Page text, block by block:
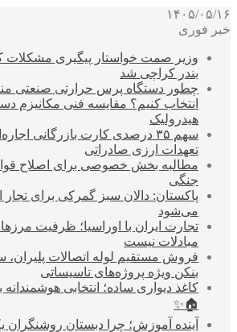
۱۴۰۵/۰۵/۱۶
خبر فوری
وزیر صمت خواستار پیگیری مشکلات
بندر کراچی شد
چطور دستگاه پرس حرارتی صنعتی
انتخاب کنیم؟ مقایسه فنی مکانیزم
هیدرولیک
سهم ۳۵ درصدی کارت بازرگانی
تعهدات ارزی صادراتی
مطالبه بخش خصوصی برای اصلاح
جنگی
پاکستان: دالان سبز گمرکی برای تجار
می‌شود
تجارت ایران با اوراسیا؛ ظرفیت
مبادلات نیست
فروش مستقیم لوله اتصالات پلیران،
بنکن ویژه پروژه‌های تاسیساتی
کاغذ دیواری ساده؛ انتخابی
🏠✨
آینده آموزش؛ چرا دبستان روشنگران